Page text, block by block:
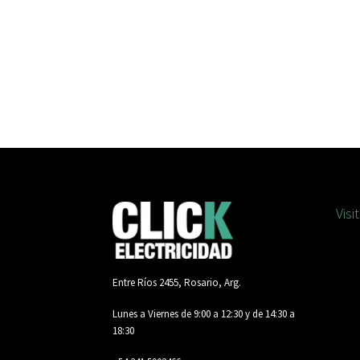
Entre Ríos 2455, Rosario, Arg.
Lunes a Viernes de 9:00 a 12:30 y de 14:30 a
18:30